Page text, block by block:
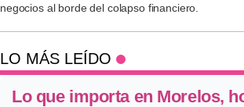
negocios al borde del colapso financiero.
LO MÁS LEÍDO
Lo que importa en Morelos,